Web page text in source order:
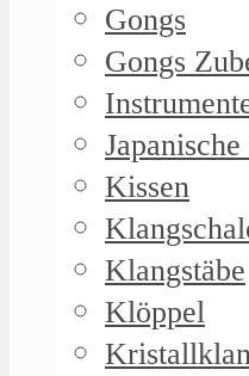
Gongs
Gongs
Kissen
Klangstäbe
Klöppel